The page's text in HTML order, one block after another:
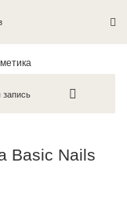
запись
Basic Nails